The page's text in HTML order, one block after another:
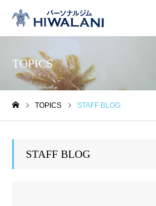
TOPICS
TOPICS STAFF BLOG
STAFF BLOG